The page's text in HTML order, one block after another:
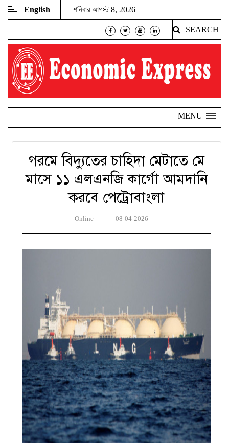
English শনিবার আগস্ট 8, 2026
SEARCH
MENU
গরমে বিদ্যুতের চাহিদা মেটাতে মে
মাসে ১১ এলএনজি কার্গো আমদানি
করবে পেট্রোবাংলা
Online 08-04-2026